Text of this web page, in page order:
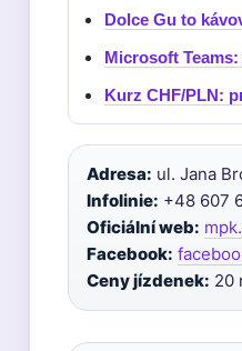
Dolce Gu to
Microsoft
Kurz CHF/PLN:
Adresa: ul. Jana
Infolinie: +48 607
Oficiální web:
Facebook:
Ceny jízdenek: 20